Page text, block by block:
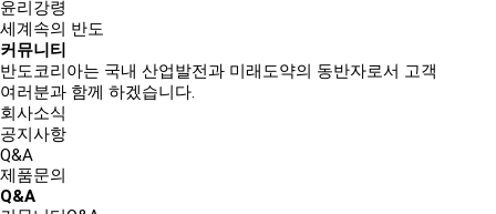
윤리강령
세계속의 반도
커뮤니티
반도코리아는 국내 산업발전과 미래도약의 동반자로서 고객
여러분과 함께 하겠습니다.
회사소식
공지사항
Q&A
제품문의
Q&A